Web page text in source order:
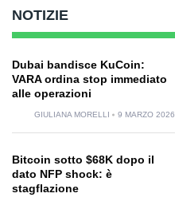
NOTIZIE
Dubai bandisce KuCoin:
VARA ordina stop immediato
alle operazioni
GIULIANA MORELLI 9 MARZO 2026
Bitcoin sotto $68K dopo il
dato NFP shock: è
stagflazione